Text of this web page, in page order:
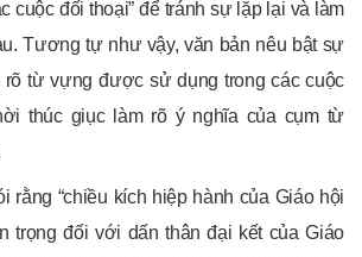
cuộc đối thoại” để tránh sự lặp lại và làm
Tương tự như vậy, văn bản nêu bật sự
rõ từ vựng được sử dụng trong các cuộc
thúc giục làm rõ ý nghĩa của cụm từ
rằng “chiều kích hiệp hành của Giáo hội
trọng đối với dấn thân đại kết của Giáo